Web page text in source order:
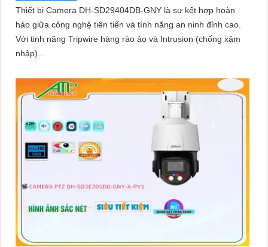
Thiết bị Camera DH-SD29404DB-GNY là sự kết hợp hoàn
hảo giữa công nghệ tiên tiến và tính năng an ninh đỉnh cao.
Với tinh năng Tripwire hàng rào ảo và Intrusion (chống xâm
nhập)...